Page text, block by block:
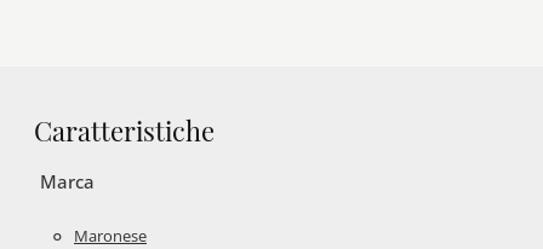
Caratteristiche
Marca
Maronese